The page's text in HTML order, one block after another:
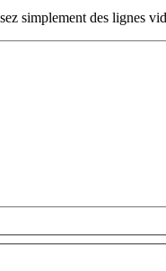
simplement des lignes